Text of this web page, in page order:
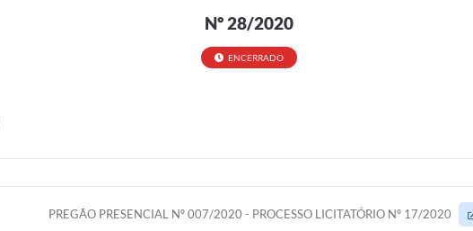
Nº 28/2020
ENCERRADO
PREGÃO PRESENCIAL Nº 007/2020 - PROCESSO LICITATÓRIO Nº 17/2020